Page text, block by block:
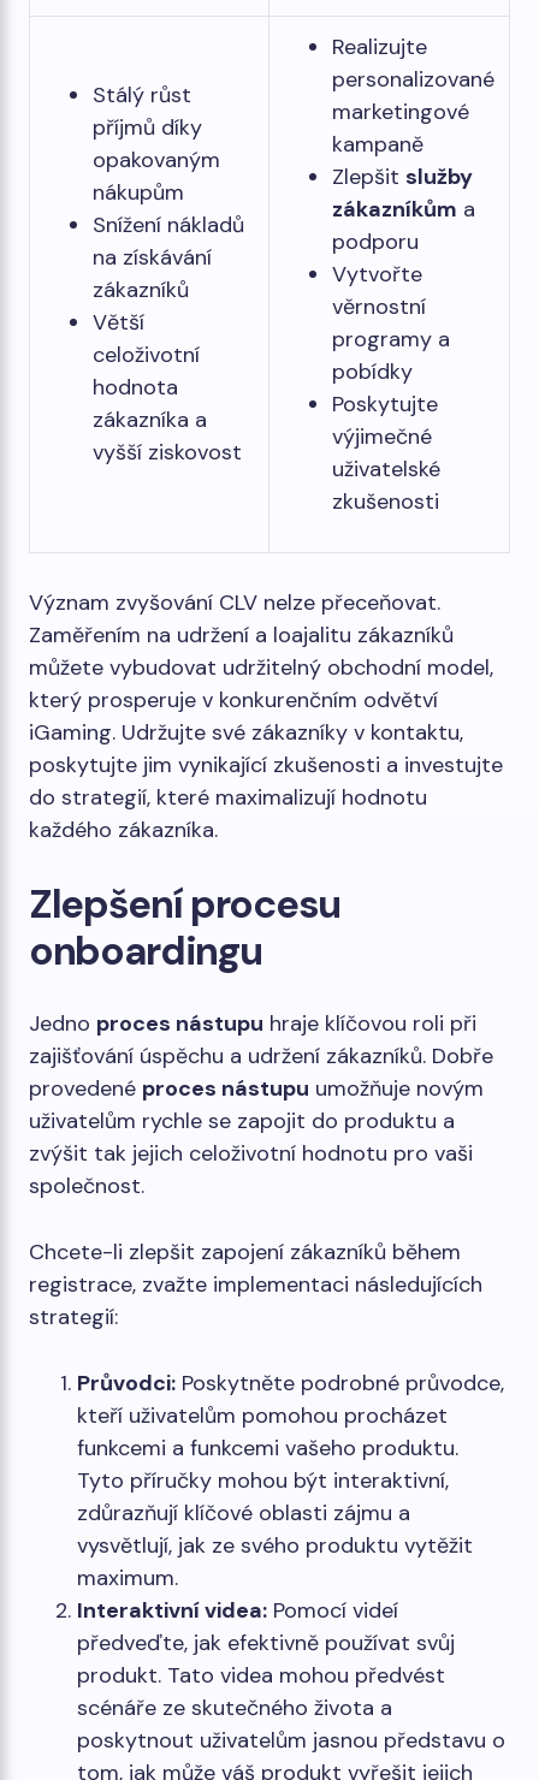
Stálý růst
příjmů díky
opakovaným
nákupům
Snížení nákladů
na získávání
zákazníků
Větší
celoživotní
hodnota
zákazníka a
vyšší ziskovost
Realizujte
personalizované
marketingové
kampaně
Zlepšit služby
zákazníkům a
podporu
Vytvořte
věrnostní
programy a
pobídky
Poskytujte
výjimečné
uživatelské
zkušenosti
Význam zvyšování CLV nelze přeceňovat.
Zaměřením na udržení a loajalitu zákazníků
můžete vybudovat udržitelný obchodní model,
který prosperuje v konkurenčním odvětví
iGaming. Udržujte své zákazníky v kontaktu,
poskytujte jim vynikající zkušenosti a investujte
do strategií, které maximalizují hodnotu
každého zákazníka.
Zlepšení procesu
onboardingu
Jedno proces nástupu hraje klíčovou roli při
zajišťování úspěchu a udržení zákazníků. Dobře
provedené proces nástupu umožňuje novým
uživatelům rychle se zapojit do produktu a
zvýšit tak jejich celoživotní hodnotu pro vaši
společnost.
Chcete-li zlepšit zapojení zákazníků během
registrace, zvažte implementaci následujících
strategií:
Průvodci: Poskytněte podrobné průvodce,
kteří uživatelům pomohou procházet
funkcemi a funkcemi vašeho produktu.
Tyto příručky mohou být interaktivní,
zdůrazňují klíčové oblasti zájmu a
vysvětlují, jak ze svého produktu vytěžit
maximum.
Interaktivní videa: Pomocí videí
předveďte, jak efektivně používat svůj
produkt. Tato videa mohou předvést
scénáře ze skutečného života a
poskytnout uživatelům jasnou představu o
tom, jak může váš produkt vyřešit jejich